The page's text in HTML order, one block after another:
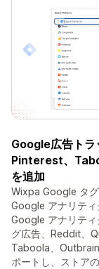
Google広告トラ
Pinterest、
を追加
Wixpa Google タ
Google アナリテ
Google アナリテ
グ広告、Reddit、
Taboola、
ポートし、ストア